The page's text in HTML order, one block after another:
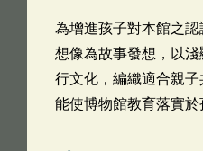
為增進孩子對本館之認
想像為故事發想，以
行文化，編織適合親
能使博物館教育落實於